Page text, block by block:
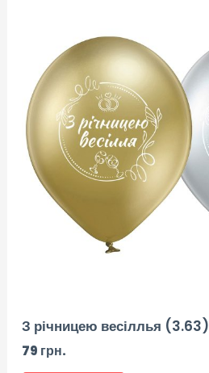
З річницею весіллья (3.63)
79 грн.